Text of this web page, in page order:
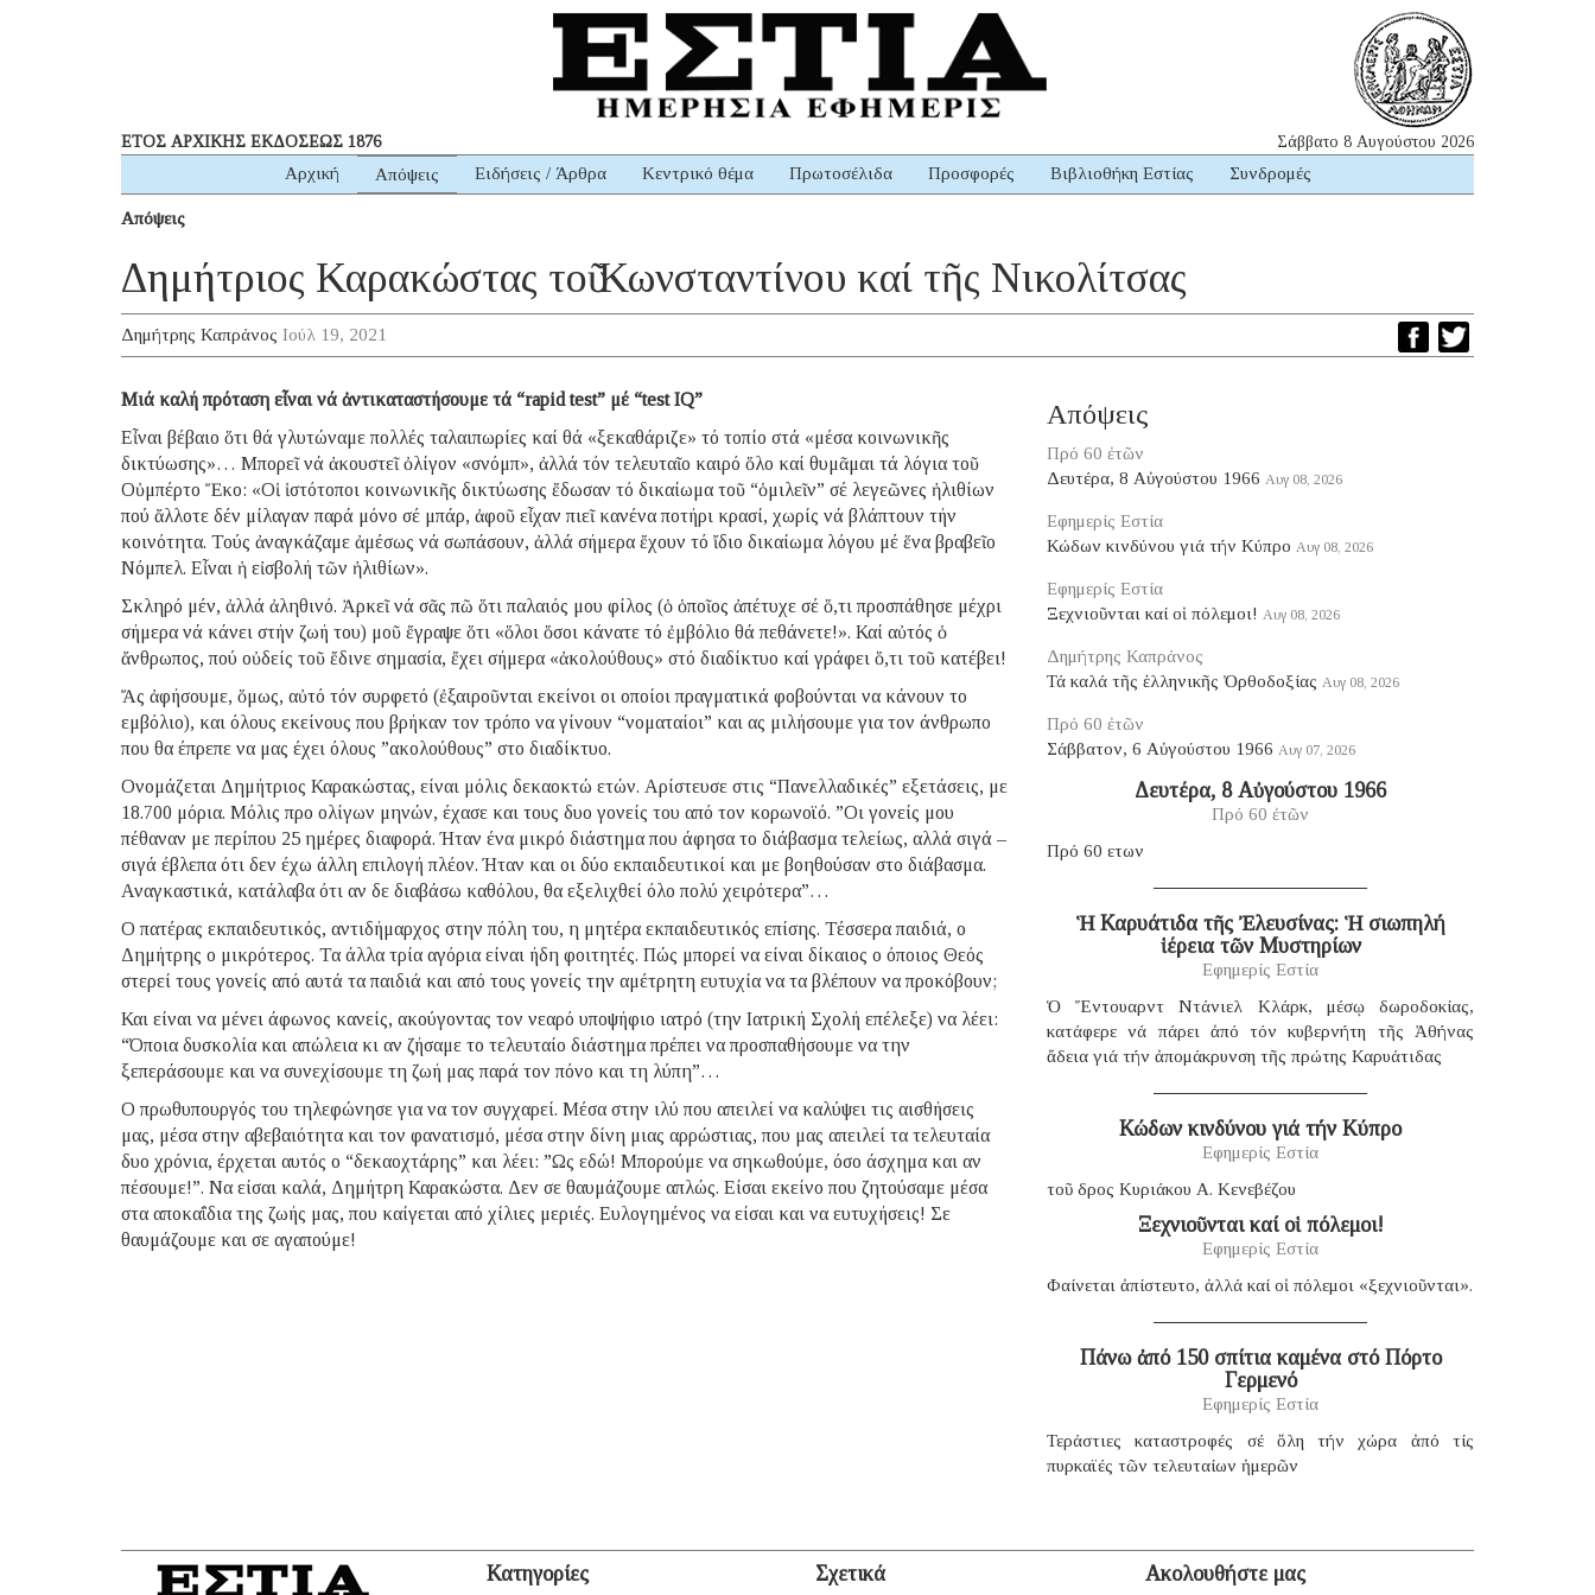
ΕΤΟΣ ΑΡΧΙΚΗΣ ΕΚΔΟΣΕΩΣ 1876 Σάββατο 8 Αυγούστου 2026
Αρχική Απόψεις Ειδήσεις / Άρθρα Κεντρικό θέμα Πρωτοσέλιδα Προσφορές Βιβλιοθήκη Εστίας Συνδρομές
Απόψεις
Δημήτριος Καρακώστας τοῦ Κωνσταντίνου καί τῆς Νικολίτσας
Δημήτρης Καπράνος Ιούλ 19, 2021
Μιά καλή πρόταση εἶναι νά ἀντικαταστήσουμε τά “rapid test” μέ “test IQ”
Εἶναι βέβαιο ὅτι θά γλυτώναμε πολλές ταλαιπωρίες καί θά «ξεκαθάριζε» τό τοπίο στά «μέσα κοινωνικῆς
δικτύωσης»… Μπορεῖ νά ἀκουστεῖ ὀλίγον «σνόμπ», ἀλλά τόν τελευταῖο καιρό ὅλο καί θυμᾶμαι τά λόγια τοῦ
Οὐμπέρτο Ἔκο: «Οἱ ἱστότοποι κοινωνικῆς δικτύωσης ἔδωσαν τό δικαίωμα τοῦ “ὁμιλεῖν” σέ λεγεῶνες ἠλιθίων
πού ἄλλοτε δέν μίλαγαν παρά μόνο σέ μπάρ, ἀφοῦ εἶχαν πιεῖ κανένα ποτήρι κρασί, χωρίς νά βλάπτουν τήν
κοινότητα. Τούς ἀναγκάζαμε ἀμέσως νά σωπάσουν, ἀλλά σήμερα ἔχουν τό ἴδιο δικαίωμα λόγου μέ ἕνα βραβεῖο
Νόμπελ. Εἶναι ἡ εἰσβολή τῶν ἠλιθίων».
Σκληρό μέν, ἀλλά ἀληθινό. Ἀρκεῖ νά σᾶς πῶ ὅτι παλαιός μου φίλος (ὁ ὁποῖος ἀπέτυχε σέ ὅ,τι προσπάθησε μέχρι
σήμερα νά κάνει στήν ζωή του) μοῦ ἔγραψε ὅτι «ὅλοι ὅσοι κάνατε τό ἐμβόλιο θά πεθάνετε!». Καί αὐτός ὁ
ἄνθρωπος, πού οὐδείς τοῦ ἔδινε σημασία, ἔχει σήμερα «ἀκολούθους» στό διαδίκτυο καί γράφει ὅ,τι τοῦ κατέβει!
Ἄς ἀφήσουμε, ὅμως, αὐτό τόν συρφετό (ἐξαιροῦνται εκείνοι οι οποίοι πραγματικά φοβούνται να κάνουν το
εμβόλιο), και όλους εκείνους που βρήκαν τον τρόπο να γίνουν “νοματαίοι” και ας μιλήσουμε για τον άνθρωπο
που θα έπρεπε να μας έχει όλους ”ακολούθους” στο διαδίκτυο.
Ονομάζεται Δημήτριος Καρακώστας, είναι μόλις δεκαοκτώ ετών. Αρίστευσε στις “Πανελλαδικές” εξετάσεις, με
18.700 μόρια. Μόλις προ ολίγων μηνών, έχασε και τους δυο γονείς του από τον κορωνοϊό. ”Οι γονείς μου
πέθαναν με περίπου 25 ημέρες διαφορά. Ήταν ένα μικρό διάστημα που άφησα το διάβασμα τελείως, αλλά σιγά –
σιγά έβλεπα ότι δεν έχω άλλη επιλογή πλέον. Ήταν και οι δύο εκπαιδευτικοί και με βοηθούσαν στο διάβασμα.
Αναγκαστικά, κατάλαβα ότι αν δε διαβάσω καθόλου, θα εξελιχθεί όλο πολύ χειρότερα”…
Ο πατέρας εκπαιδευτικός, αντιδήμαρχος στην πόλη του, η μητέρα εκπαιδευτικός επίσης. Τέσσερα παιδιά, ο
Δημήτρης ο μικρότερος. Τα άλλα τρία αγόρια είναι ήδη φοιτητές. Πώς μπορεί να είναι δίκαιος ο όποιος Θεός
στερεί τους γονείς από αυτά τα παιδιά και από τους γονείς την αμέτρητη ευτυχία να τα βλέπουν να προκόβουν;
Και είναι να μένει άφωνος κανείς, ακούγοντας τον νεαρό υποψήφιο ιατρό (την Ιατρική Σχολή επέλεξε) να λέει:
“Όποια δυσκολία και απώλεια κι αν ζήσαμε το τελευταίο διάστημα πρέπει να προσπαθήσουμε να την
ξεπεράσουμε και να συνεχίσουμε τη ζωή μας παρά τον πόνο και τη λύπη”…
Ο πρωθυπουργός του τηλεφώνησε για να τον συγχαρεί. Μέσα στην ιλύ που απειλεί να καλύψει τις αισθήσεις
μας, μέσα στην αβεβαιότητα και τον φανατισμό, μέσα στην δίνη μιας αρρώστιας, που μας απειλεί τα τελευταία
δυο χρόνια, έρχεται αυτός ο “δεκαοχτάρης” και λέει: ”Ως εδώ! Μπορούμε να σηκωθούμε, όσο άσχημα και αν
πέσουμε!”. Να είσαι καλά, Δημήτρη Καρακώστα. Δεν σε θαυμάζουμε απλώς. Είσαι εκείνο που ζητούσαμε μέσα
στα αποκαΐδια της ζωής μας, που καίγεται από χίλιες μεριές. Ευλογημένος να είσαι και να ευτυχήσεις! Σε
θαυμάζουμε και σε αγαπούμε!
Απόψεις
Πρό 60 ἐτῶν
Δευτέρα, 8 Αὐγούστου 1966 Αυγ 08, 2026
Εφημερίς Εστία
Κώδων κινδύνου γιά τήν Κύπρο Αυγ 08, 2026
Εφημερίς Εστία
Ξεχνιοῦνται καί οἱ πόλεμοι! Αυγ 08, 2026
Δημήτρης Καπράνος
Τά καλά τῆς ἑλληνικῆς Ὀρθοδοξίας Αυγ 08, 2026
Πρό 60 ἐτῶν
Σάββατον, 6 Αὐγούστου 1966 Αυγ 07, 2026
Δευτέρα, 8 Αὐγούστου 1966
Πρό 60 ἐτῶν
Πρό 60 ετων
Ἡ Καρυάτιδα τῆς Ἐλευσίνας: Ἡ σιωπηλή
ἱέρεια τῶν Μυστηρίων
Εφημερίς Εστία
Ὁ Ἔντουαρντ Ντάνιελ Κλάρκ, μέσῳ δωροδοκίας,
κατάφερε νά πάρει ἀπό τόν κυβερνήτη τῆς Ἀθήνας
ἄδεια γιά τήν ἀπομάκρυνση τῆς πρώτης Καρυάτιδας
Κώδων κινδύνου γιά τήν Κύπρο
Εφημερίς Εστία
τοῦ δρος Κυριάκου Α. Κενεβέζου
Ξεχνιοῦνται καί οἱ πόλεμοι!
Εφημερίς Εστία
Φαίνεται ἀπίστευτο, ἀλλά καί οἱ πόλεμοι «ξεχνιοῦνται».
Πάνω ἀπό 150 σπίτια καμένα στό Πόρτο
Γερμενό
Εφημερίς Εστία
Τεράστιες καταστροφές σέ ὅλη τήν χώρα ἀπό τίς
πυρκαϊές τῶν τελευταίων ἡμερῶν
Κατηγορίες Σχετικά Ακολουθήστε μας